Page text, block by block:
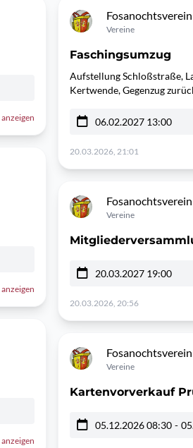
Vereine
Faschingsumzug
Aufstellung Schloßstraße,
Kertwende, Gegenzug
06.02.2027 13:00
20.03.2026, 21:01
Vereine
20.03.2027 19:00
20.03.2026, 20:56
Vereine
Kartenvorverkauf
05.12.2026 08:30 -